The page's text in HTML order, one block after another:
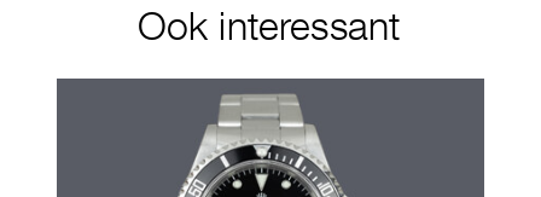
Ook interessant